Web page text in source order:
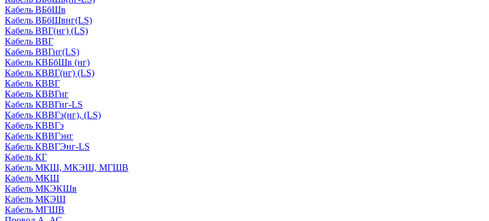
Кабель ВБбШв
Кабель ВБбШвнг(LS)
Кабель ВВГ(нг) (LS)
Кабель ВВГ
Кабель ВВГнг(LS)
Кабель КВБбШв (нг)
Кабель КВВГ(нг) (LS)
Кабель КВВГ
Кабель КВВГнг
Кабель КВВГнг-LS
Кабель КВВГэ(нг), (LS)
Кабель КВВГэ
Кабель КВВГэнг
Кабель КВВГЭнг-LS
Кабель КГ
Кабель МКШ, МКЭШ, МГШВ
Кабель МКШ
Кабель МКЭКШв
Кабель МКЭШ
Кабель МГШВ